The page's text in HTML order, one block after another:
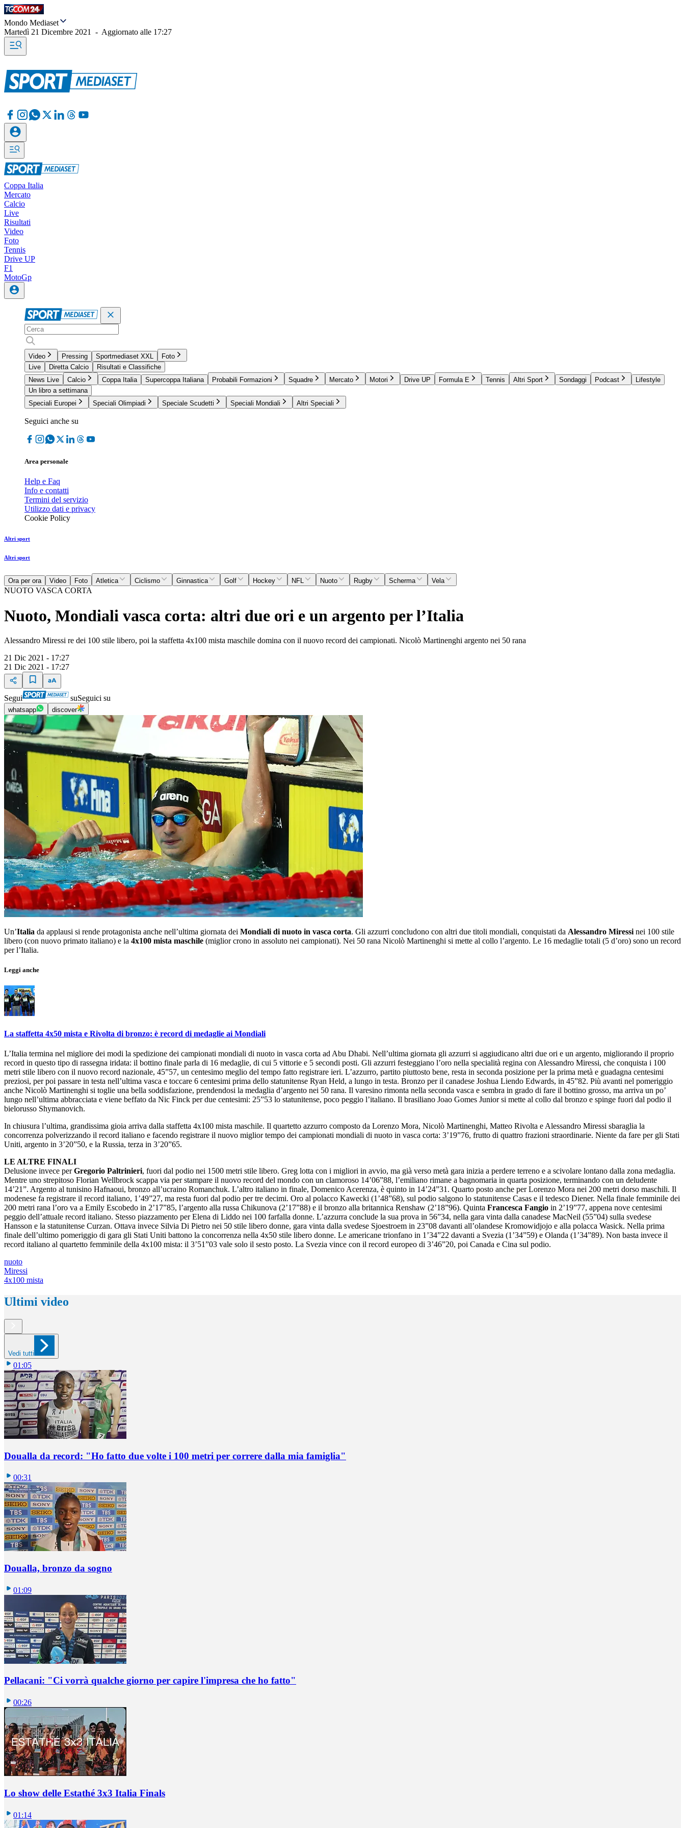
Mondo Mediaset
Martedì 21 Dicembre 2021
- Aggiornato alle 17:27
Coppa Italia
Mercato
Calcio
Live
Risultati
Video
Foto
Tennis
Drive UP
F1
MotoGp
Video Pressing Sportmediaset XXL
Foto
Live
Diretta Calcio
Risultati e Classifiche
News Live
Calcio Coppa Italia Supercoppa Italiana Probabili Formazioni Squadre Mercato Motori Drive UP Formula E Tennis Altri Sport Sondaggi Podcast
Lifestyle
Un libro a settimana
Speciali Europei
Speciali Olimpiadi Speciale Scudetti Speciali Mondiali Altri Speciali
Seguici anche su
Area personale
Help e Faq
Info e contatti
Termini del servizio
Utilizzo dati e privacy
Cookie Policy
Altri sport
Altri sport
Ora per ora Video Foto Atletica Ciclismo Ginnastica Golf Hockey NFL Nuoto Rugby Scherma Vela
NUOTO VASCA CORTA
Nuoto, Mondiali vasca corta: altri due ori e un argento per l’Italia
Alessandro Miressi re dei 100 stile libero, poi la staffetta 4x100 mista maschile domina con il nuovo record dei campionati. Nicolò Martinenghi argento nei 50 rana
21 Dic 2021 - 17:27
21 Dic 2021 - 17:27
Segui suSeguici su
whatsapp discover
Un’Italia da applausi si rende protagonista anche nell’ultima giornata dei Mondiali di nuoto in vasca corta. Gli azzurri concludono con altri due titoli mondiali, conquistati da Alessandro Miressi nei 100 stile
libero (con nuovo primato italiano) e la 4x100 mista maschile (miglior crono in assoluto nei campionati). Nei 50 rana Nicolò Martinenghi si mette al collo l’argento. Le 16 medaglie totali (5 d’oro) sono un record
per l’Italia.
Leggi anche
La staffetta 4x50 mista e Rivolta di bronzo: è record di medaglie ai Mondiali
L’Italia termina nel migliore dei modi la spedizione dei campionati mondiali di nuoto in vasca corta ad Abu Dhabi. Nell’ultima giornata gli azzurri si aggiudicano altri due ori e un argento, migliorando il proprio
record in questo tipo di rassegna iridata: il bottino finale parla di 16 medaglie, di cui 5 vittorie e 5 secondi posti. Gli azzurri festeggiano l’oro nella specialità regina con Alessandro Miressi, che conquista i 100
metri stile libero con il nuovo record nazionale, 45”57, un centesimo meglio del tempo fatto registrare ieri. L’azzurro, partito piuttosto bene, resta in seconda posizione per la prima metà e guadagna centesimi
preziosi, per poi passare in testa nell’ultima vasca e toccare 6 centesimi prima dello statunitense Ryan Held, a lungo in testa. Bronzo per il canadese Joshua Liendo Edwards, in 45”82. Più avanti nel pomeriggio
anche Nicolò Martinenghi si toglie una bella soddisfazione, prendendosi la medaglia d’argento nei 50 rana. Il varesino rimonta nella seconda vasca e sembra in grado di fare il bottino grosso, ma arriva un po’
lungo nell’ultima abbracciata e viene beffato da Nic Finck per due centesimi: 25”53 lo statunitense, poco peggio l’italiano. Il brasiliano Joao Gomes Junior si mette al collo dal bronzo e spinge fuori dal podio il
bielorusso Shymanovich.
In chiusura l’ultima, grandissima gioia arriva dalla staffetta 4x100 mista maschile. Il quartetto azzurro composto da Lorenzo Mora, Nicolò Martinenghi, Matteo Rivolta e Alessandro Miressi sbaraglia la
concorrenza polverizzando il record italiano e facendo registrare il nuovo miglior tempo dei campionati mondiali di nuoto in vasca corta: 3’19”76, frutto di quattro frazioni straordinarie. Niente da fare per gli Stati
Uniti, argento in 3’20”50, e la Russia, terza in 3’20”65.
LE ALTRE FINALI
Delusione invece perGregorio Paltrinieri, fuori dal podio nei 1500 metri stile libero. Greg lotta con i migliori in avvio, ma già verso metà gara inizia a perdere terreno e a scivolare lontano dalla zona medaglia.
Mentre uno strepitoso Florian Wellbrock scappa via per stampare il nuovo record del mondo con un clamoroso 14’06”88, l’emiliano rimane a bagnomaria in quarta posizione, terminando con un deludente
14’21”. Argento al tunisino Hafnaoui, bronzo all’ucraino Romanchuk. L’altro italiano in finale, Domenico Acerenza, è quinto in 14’24”31. Quarto posto anche per Lorenzo Mora nei 200 metri dorso maschili. Il
modenese fa registrare il record italiano, 1’49”27, ma resta fuori dal podio per tre decimi. Oro al polacco Kawecki (1’48”68), sul podio salgono lo statunitense Casas e il tedesco Diener. Nella finale femminile dei
200 metri rana l’oro va a Emily Escobedo in 2’17”85, l’argento alla russa Chikunova (2’17”88) e il bronzo alla britannica Renshaw (2’18”96). Quinta Francesca Fangio in 2’19”77, appena nove centesimi
peggio dell’attuale record italiano. Stesso piazzamento per Elena di Liddo nei 100 farfalla donne. L’azzurra conclude la sua prova in 56”34, nella gara vinta dalla canadese MacNeil (55”04) sulla svedese
Hansson e la statunitense Curzan. Ottava invece Silvia Di Pietro nei 50 stile libero donne, gara vinta dalla svedese Sjoestroem in 23”08 davanti all’olandese Kromowidjojo e alla polacca Wasick. Nella prima
finale dell’ultimo pomeriggio di gara gli Stati Uniti battono la concorrenza nella 4x50 stile libero donne. Le americane trionfano in 1’34”22 davanti a Svezia (1’34”59) e Olanda (1’34”89). Non basta invece il
record italiano al quartetto femminile della 4x100 mista: il 3’51”03 vale solo il sesto posto. La Svezia vince con il record europeo di 3’46”20, poi Canada e Cina sul podio.
nuoto
Miressi
4x100 mista
Ultimi video
Vedi tutti
01:05
Doualla da record: "Ho fatto due volte i 100 metri per correre dalla mia famiglia"
00:31
Doualla, bronzo da sogno
01:09
Pellacani: "Ci vorrà qualche giorno per capire l'impresa che ho fatto"
00:26
Lo show delle Estathé 3x3 Italia Finals
01:14